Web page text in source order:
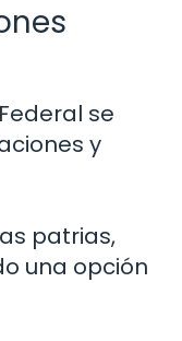
se
y
patrias,
una opción